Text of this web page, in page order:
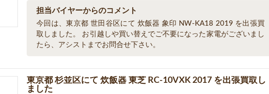
担当バイヤーからのコメント
今回は、東京都 世田谷区にて 炊飯器 象印 NW-KA18 2019 を出張買
取しました。 お引越しや買い替えでご不要になった家電がございまし
たら、アシストまでお問合せ下さい。
東京都 杉並区にて 炊飯器 東芝 RC-10VXK 2017 を出張買取し
ました